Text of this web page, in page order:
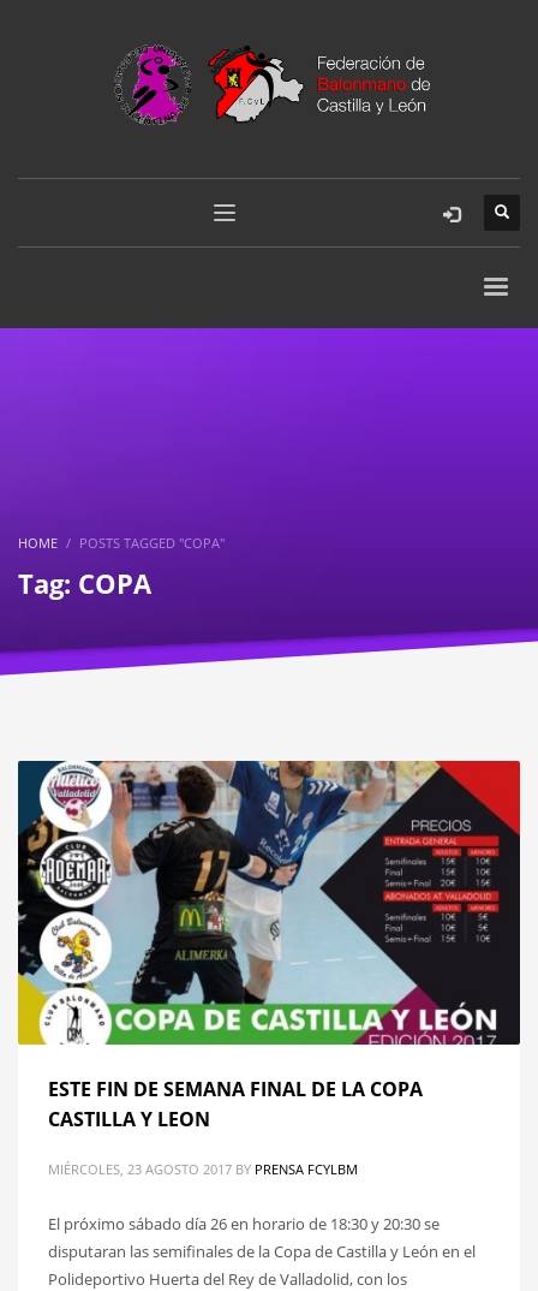
HOME POSTS TAGGED "COPA"
Tag: COPA
ESTE FIN DE SEMANA FINAL DE LA COPA
CASTILLA Y LEON
MIÉRCOLES, 23 AGOSTO 2017 BY PRENSA FCYLBM
El próximo sábado día 26 en horario de 18:30 y 20:30 se
disputaran las semifinales de la Copa de Castilla y León en el
Polideportivo Huerta del Rey de Valladolid, con los